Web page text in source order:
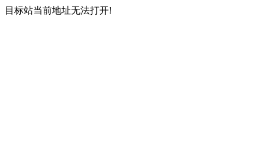
目标站当前地址无法打开!